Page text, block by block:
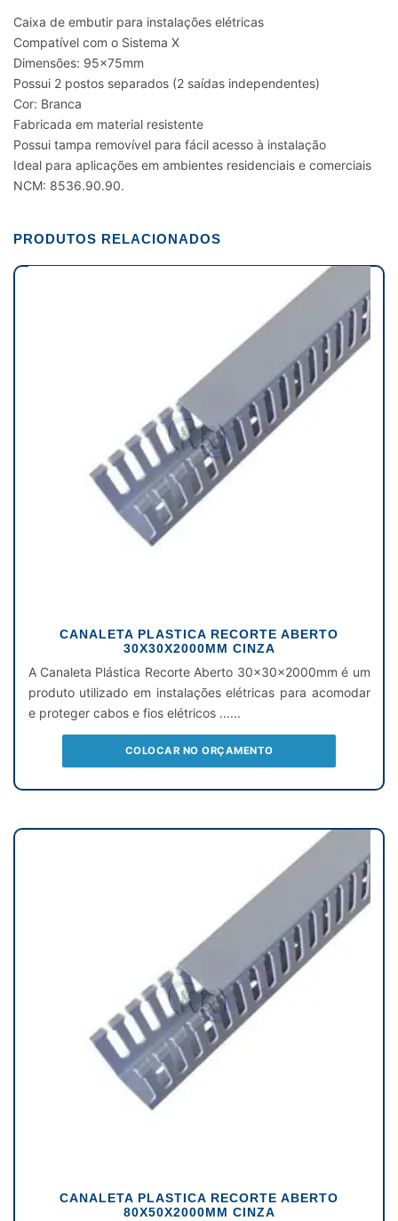
Caixa de embutir para instalações elétricas
Compatível com o Sistema X
Dimensões: 95x75mm
Possui 2 postos separados (2 saídas independentes)
Cor: Branca
Fabricada em material resistente
Possui tampa removível para fácil acesso à instalação
Ideal para aplicações em ambientes residenciais e comerciais
NCM: 8536.90.90.
PRODUTOS RELACIONADOS
CANALETA PLASTICA RECORTE ABERTO
30X30X2000MM CINZA
A Canaleta Plástica Recorte Aberto 30x30x2000mm é um
produto utilizado em instalações elétricas para acomodar
e proteger cabos e fios elétricos ......
COLOCAR NO ORÇAMENTO
CANALETA PLASTICA RECORTE ABERTO
80X50X2000MM CINZA